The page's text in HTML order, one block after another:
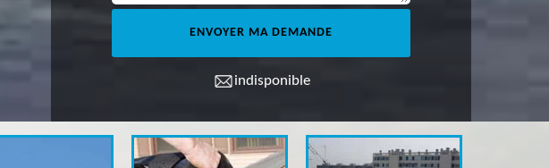
indisponible